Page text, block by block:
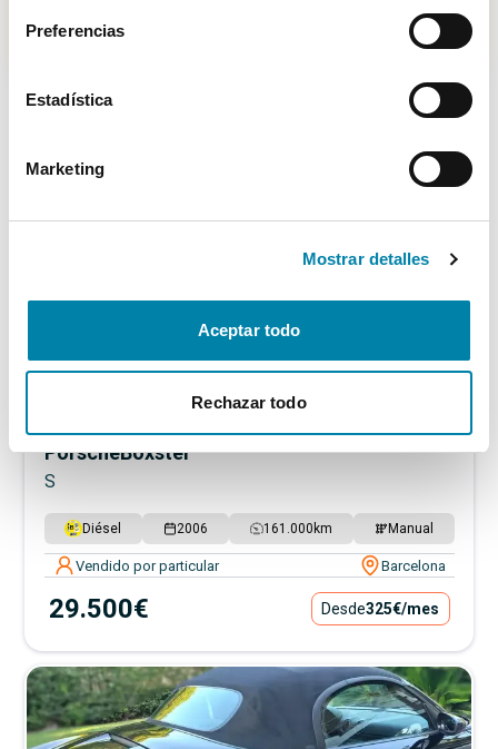
Preferencias
Estadística
Marketing
Mostrar detalles
Aceptar todo
Rechazar todo
29.500€ /mes
PorscheBoxster
S
Diésel 2006 161.000 km Manual
Vendido por particular Barcelona
29.500€ Desde325€/mes